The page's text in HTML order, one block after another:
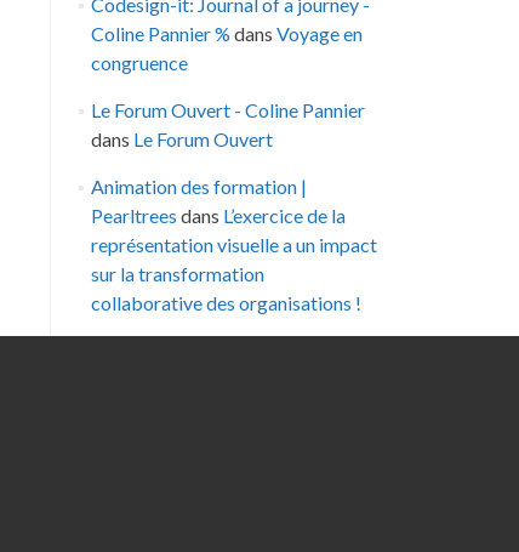
Coline Pannier % dans Voyage en
congruence
Le Forum Ouvert - Coline Pannier
dans Le Forum Ouvert
Animation des formation |
Pearltrees dans L’exercice de la
représentation visuelle a un impact
sur la transformation
collaborative des organisations !